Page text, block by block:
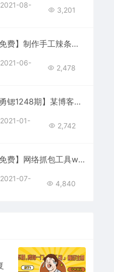
2021-08-
3,201
【免费】制作手工辣条视频教程+配方 简单便捷在家就可以操作
2021-06-
2,478
【勇锶1248期】某博客售价699元：互联网钱商实战分享颠覆性的网赚思维
2021-01-
2,742
【免费】网络抓包工具wireshark使用教程，本套视频从基础到进阶再到高级
2021-07-
4,840